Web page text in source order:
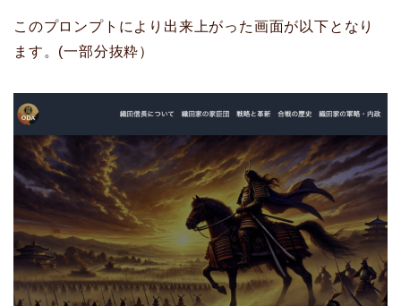
このプロンプトにより出来上がった画面が以下となり
ます。(一部分抜粋）